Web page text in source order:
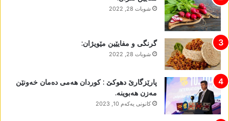
شوبات 28, 2022
گرنگی و مفایێین مێویژان:
شوبات 28, 2022
پارێزگارێ دھوکێ : کوردان ھەمی دەمان خەونێن
مەزن ھەبوینە.
كانونی یه‌كه‌م 10, 2023